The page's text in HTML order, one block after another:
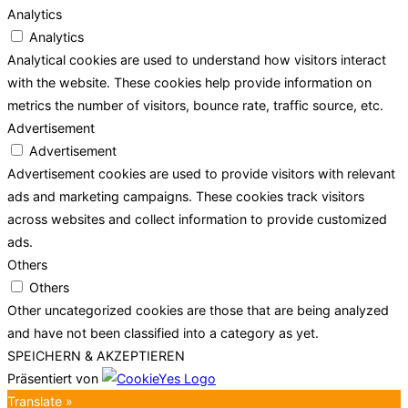
Analytics
Analytics
Analytical cookies are used to understand how visitors interact
with the website. These cookies help provide information on
metrics the number of visitors, bounce rate, traffic source, etc.
Advertisement
Advertisement
Advertisement cookies are used to provide visitors with relevant
ads and marketing campaigns. These cookies track visitors
across websites and collect information to provide customized
ads.
Others
Others
Other uncategorized cookies are those that are being analyzed
and have not been classified into a category as yet.
SPEICHERN & AKZEPTIEREN
Präsentiert von
Translate »